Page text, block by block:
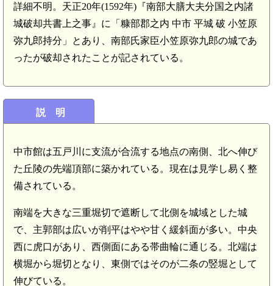
詳細不明。天正20年(1592年)『南部大膳大夫分国之内諸
城破却共書上之事』に「糠部郡之内 中市 平城 破 小笠原
弥九郎持分」とあり、南部氏家臣小笠原弥九郎の城であ
ったが破却されたことが記されている。
説 明
中市館は五戸川に支流が合流する地点の南側、北へ伸び
た丘陵の先端頂部に築かれている。現在は見学し易く整
備されている。
南端を大きな三重堀切で遮断して北側を城域とした城
で、主郭部は広いが削平はやや甘く緩斜面が多い。中央
西に虎口があり、西側面にある帯曲輪に通じる。北端は
横堀から堀切となり、東側ではそのが二条の竪堀として
伸びている。
(8.8km)